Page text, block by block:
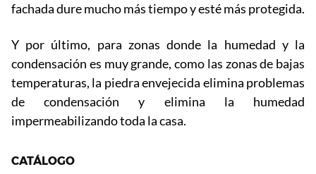
fachada dure mucho más tiempo y esté más protegida.
Y por último, para zonas donde la humedad y la
condensación es muy grande, como las zonas de bajas
temperaturas, la piedra envejecida elimina problemas
de condensación y elimina la humedad
impermeabilizando toda la casa.
CATÁLOGO